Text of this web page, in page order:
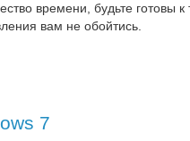
времени, будьте готовы
вам не обойтись.
7